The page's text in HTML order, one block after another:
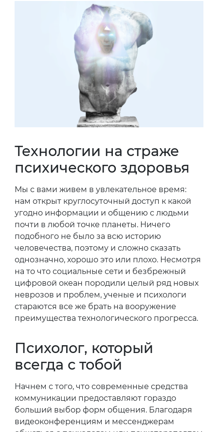
Технологии на страже
психического здоровья
Мы с вами живем в увлекательное время:
нам открыт круглосуточный доступ к какой
угодно информации и общению с людьми
почти в любой точке планеты. Ничего
подобного не было за всю историю
человечества, поэтому и сложно сказать
однозначно, хорошо это или плохо. Несмотря
на то что социальные сети и безбрежный
цифровой океан породили целый ряд новых
неврозов и проблем, ученые и психологи
стараются все же брать на вооружение
преимущества технологического прогресса.
Психолог, который
всегда с тобой
Начнем с того, что современные средства
коммуникации предоставляют гораздо
больший выбор форм общения. Благодаря
видеоконференциям и мессенджерам